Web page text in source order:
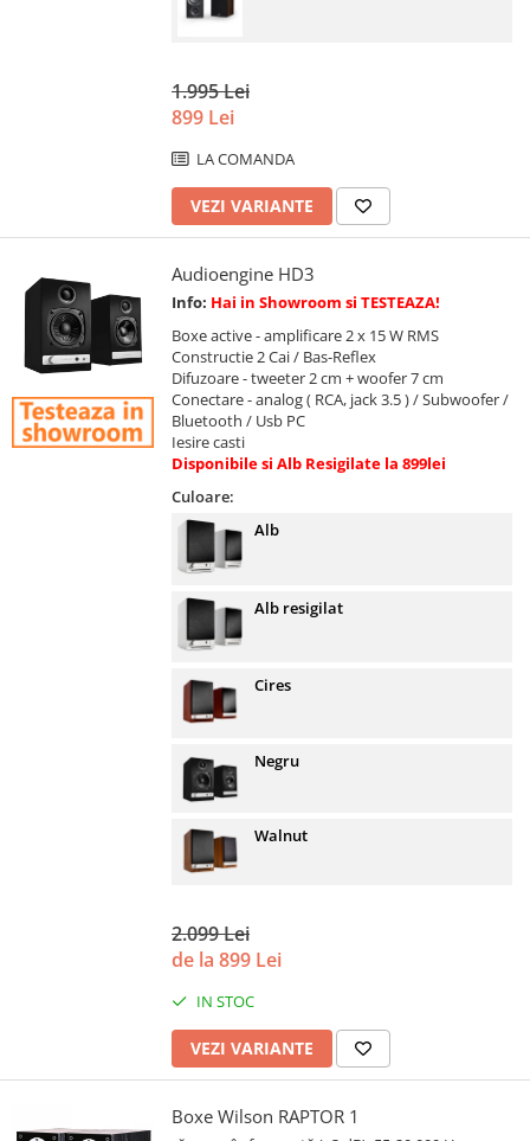
1.995 Lei
899 Lei
LA COMANDA
VEZI VARIANTE
Audioengine HD3
Info: Hai in Showroom si TESTEAZA!
Boxe active - amplificare 2 x 15 W RMS
Constructie 2 Cai / Bas-Reflex
Difuzoare - tweeter 2 cm + woofer 7 cm
Conectare - analog ( RCA, jack 3.5 ) / Subwoofer /
Bluetooth / Usb PC
Iesire casti
Disponibile si Alb Resigilate la 899lei
Culoare:
Alb
Alb resigilat
Cires
Negru
Walnut
2.099 Lei
de la 899 Lei
IN STOC
VEZI VARIANTE
Boxe Wilson RAPTOR 1